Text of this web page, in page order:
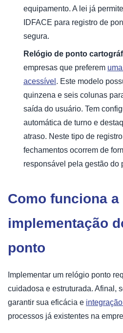
equipamento. A lei já
IDFACE para registro de
segura.
Relógio de ponto
empresas que preferem
acessível . Este modelo
quinzena e seis colunas
saída do usuário. Tem
automática de turno e
atraso. Neste tipo de
fechamentos ocorrem de
responsável pela gestão do
Como funciona a
implementação
ponto
Implementar um relógio ponto
cuidadosa e estruturada. Afinal,
garantir sua eficácia e
processos já existentes na